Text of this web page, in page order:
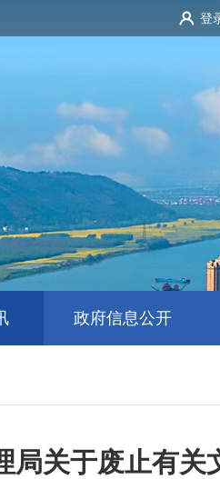
登
政府信息公开
局关于废止有关